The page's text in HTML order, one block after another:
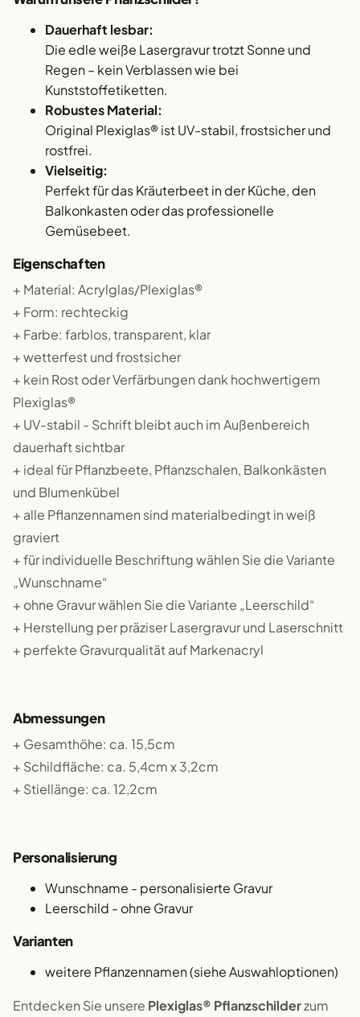
Dauerhaft lesbar:
Die edle weiße Lasergravur trotzt Sonne und
Regen – kein Verblassen wie bei
Kunststoffetiketten.
Robustes Material:
Original Plexiglas® ist UV-stabil, frostsicher und
rostfrei.
Vielseitig:
Perfekt für das Kräuterbeet in der Küche, den
Balkonkasten oder das professionelle
Gemüsebeet.
Eigenschaften
+ Material: Acrylglas/Plexiglas®
+ Form: rechteckig
+ Farbe: farblos, transparent, klar
+ wetterfest und frostsicher
+ kein Rost oder Verfärbungen dank hochwertigem
Plexiglas®
+ UV-stabil - Schrift bleibt auch im Außenbereich
dauerhaft sichtbar
+ ideal für Pflanzbeete, Pflanzschalen, Balkonkästen
und Blumenkübel
+ alle Pflanzennamen sind materialbedingt in weiß
graviert
+ für individuelle Beschriftung wählen Sie die Variante
„Wunschname“
+ ohne Gravur wählen Sie die Variante „Leerschild“
+ Herstellung per präziser Lasergravur und Laserschnitt
+ perfekte Gravurqualität auf Markenacryl
Abmessungen
+ Gesamthöhe: ca. 15,5cm
+ Schildfläche: ca. 5,4cm x 3,2cm
+ Stiellänge: ca. 12,2cm
Personalisierung
Wunschname - personalisierte Gravur
Leerschild - ohne Gravur
Varianten
weitere Pflanzennamen (siehe Auswahloptionen)
Entdecken Sie unsere Plexiglas® Pflanzschilderzum